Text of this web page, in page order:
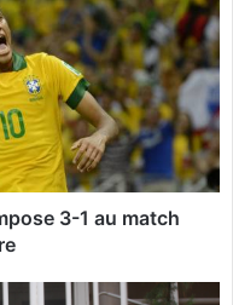
3-1 au match